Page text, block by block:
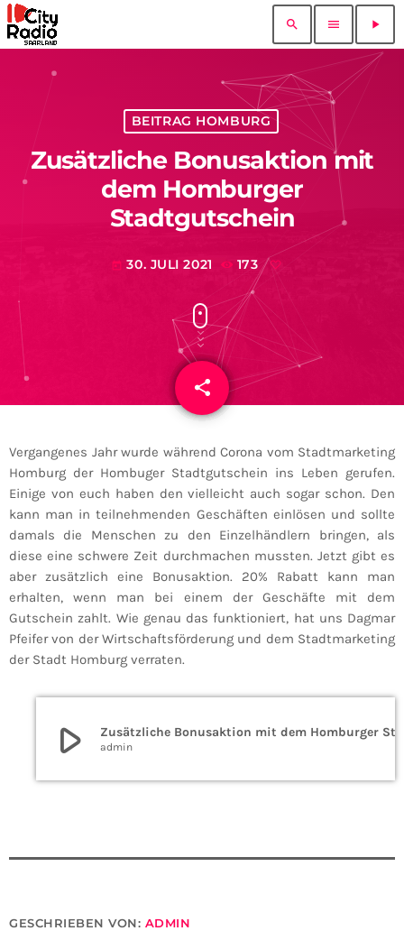
search menu play_arrow
BEITRAG HOMBURG
Zusätzliche Bonusaktion mit
dem Homburger
Stadtgutschein
today 30. JULI 2021 173
share
email
Vergangenes Jahr wurde während Corona vom Stadtmarketing
Homburg der HombugerStadtgutschein ins Leben gerufen.
Einige von euch haben den vielleicht auch sogar schon. Den
kann man in teilnehmenden Geschäften einlösen und sollte
damals die Menschen zu den Einzelhändlern bringen, als
diese eine schwere Zeit durchmachen mussten. Jetzt gibt es
aber zusätzlich eine Bonusaktion. 20% Rabatt kann man
erhalten, wenn man bei einem der Geschäfte mit dem
Gutschein zahlt. Wie genau das funktioniert, hat uns Dagmar
Pfeifer von der Wirtschaftsförderung und dem Stadtmarketing
der Stadt Homburg verraten.
play_arrow admin
GESCHRIEBEN VON: ADMIN